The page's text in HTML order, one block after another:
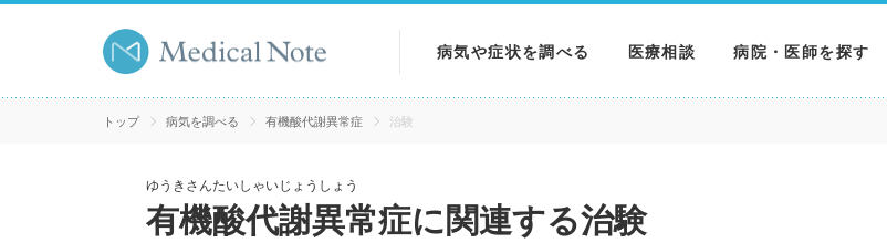
病気や症状を調べる
病気を調べる
検査を調べる
医療相談 病院・医師を探す
病院を探す
トップ 病気を調べる 有機酸代謝異常症 治験
ゆうきさんたいしゃいじょうしょう
有機酸代謝異常症に関連する治験